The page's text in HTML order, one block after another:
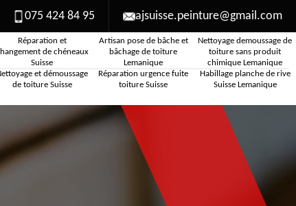
075 424 84 95 ajsuisse.peinture@gmail.com
Réparation et
de chéneaux
Suisse
Artisan pose de bâche et
bâchage de toiture
Lemanique
Nettoyage demoussage de
toiture sans produit
chimique Lemanique
et démoussage
de toiture Suisse
Réparation urgence fuite
toiture Suisse
Habillage planche de rive
Suisse Lemanique